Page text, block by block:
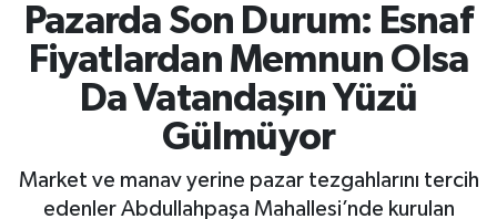
Pazarda Son Durum: Esnaf
Fiyatlardan Memnun Olsa
Da Vatandaşın Yüzü
Gülmüyor
Market ve manav yerine pazar tezgahlarını tercih
edenler Abdullahpaşa Mahallesi’nde kurulan
DÜNYA
EĞİTİM
ELAZIĞ
Tüm Manşetler
Son Dakika Haberleri
Haber Arşivi